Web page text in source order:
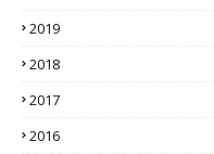
2019
2018
2017
2016